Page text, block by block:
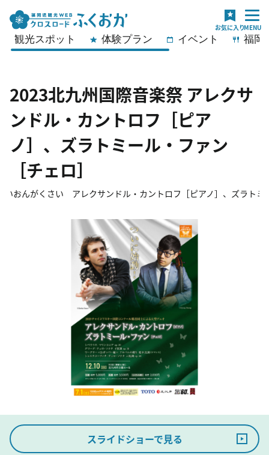
観光スポット 体験プラン イベント 福岡
2023北九州国際音楽祭 アレクサ
ンドル・カントロフ［ピア
ノ］、ズラトミール・ファン
［チェロ］
いおんがくさい アレクサンドル・カントロフ［ピアノ］、ズラトミ
スライドショーで見る